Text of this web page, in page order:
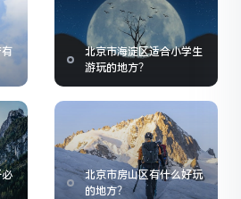
北京市海淀区适合小学生
游玩的地方？
北京市房山区有什么好玩
的地方？